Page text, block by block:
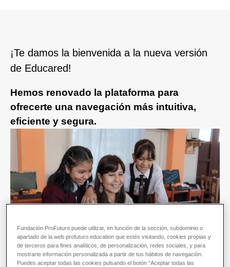
¡Te damos la bienvenida a la nueva versión
de Educared!
Hemos renovado la plataforma para
ofrecerte una navegación más intuitiva,
eficiente y segura.
Fundación ProFuturo puede utilizar, en función de la sección, subdominio o
apartado de la web profuturo.education que estés visitando, cookies propias y
de terceros para fines analíticos, de personalización, redes sociales, y para
mostrarte información personalizada a partir de tus hábitos de navegación.
Puedes aceptar todas las cookies pulsando el botón “Aceptar todas las